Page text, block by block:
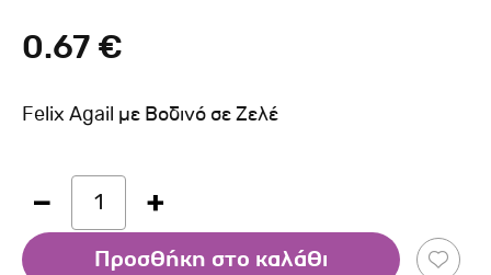
0.67 €
Felix Agail με Βοδινό σε Ζελέ
1
Προσθήκη στο καλάθι